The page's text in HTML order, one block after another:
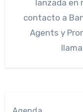
lanzada en
contacto a
Agents y